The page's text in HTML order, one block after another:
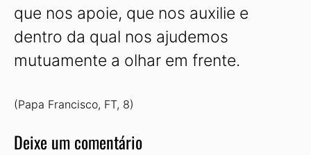
que nos apoie, que nos auxilie e
dentro da qual nos ajudemos
mutuamente a olhar em frente.
(Papa Francisco, FT, 8)
Deixe um comentário